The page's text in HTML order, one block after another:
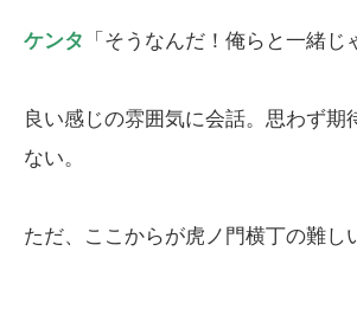
ケンタ 「そうなんだ！俺らと一緒じ
良い感じの雰囲気に会話。思わず期
ない。
ただ、ここからが虎ノ門横丁の難し